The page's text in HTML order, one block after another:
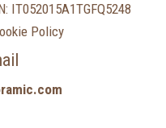
IT052015A1TGFQ5248
Policy